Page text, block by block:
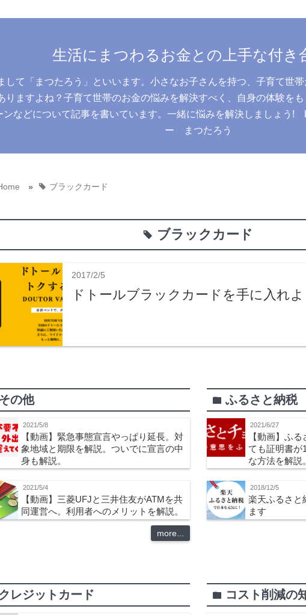
生活にまつわるお金との上手な付き
して「まつたろう」といいます。小さなお子さんを持つ、子育て世
りますよね？子育て世帯のお金の悩みを解決すべく、自身の体験を
ンなどについて記事を書いています。一緒に悩みを解決しましょう!
ー まつたろう
» tag ブラックカード
tag ブラックカード
2017/2/5
ドトールブラックカードを手に入れよ
の他
2021/5/8
【動画】緊急事態宣言やっぱり延長。対
象地域と期限を解説。ついでに宣言の中
身も解説。
2021/5/4
【動画】三菱UFJと三井住友がATMを共
同運営へ。利用者へのメリットを解説。
more...
folder ふるさと納税
2021/6/27
【動画】ふ
ても証明書が
な方法を解説。
2018/12/5
楽天ふるさと
ます
クレジットカード folder コスト削減の